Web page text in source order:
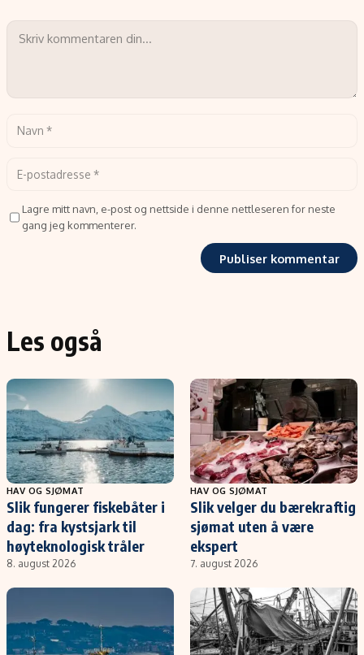
Lagre mitt navn, e-post og nettside i denne nettleseren for neste
gang jeg kommenterer.
Les også
HAV OG SJØMAT
Slik fungerer fiskebåter i
dag: fra kystsjark til
høyteknologisk tråler
8. august 2026
HAV OG SJØMAT
Slik velger du bærekraftig
sjømat uten å være
ekspert
7. august 2026